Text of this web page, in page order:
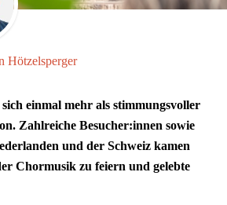
Hötzelsperger
einmal mehr als stimmungsvoller
Zahlreiche Besucher:innen sowie
und der Schweiz kamen
Chormusik zu feiern und gelebte